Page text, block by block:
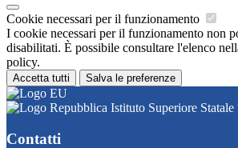
Cookie necessari per il funzionamento
I cookie necessari per il funzionamento non
disabilitati. È possibile consultare l'elenco
policy.
Accetta tutti Salva le preferenze
Istituto Superiore
Contatti